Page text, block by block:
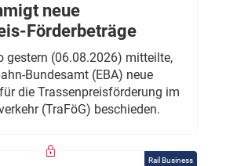
neue
Förderbeträge
gestern (06.08.2026) mitteilte,
Bundesamt (EBA) neue
die Trassenpreisförderung im
(TraFöG) beschieden.
Rail Business